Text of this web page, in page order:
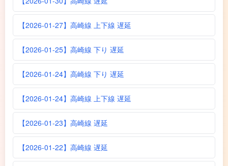
【2026-01-27】高崎線 上下線 遅延
【2026-01-25】高崎線 下り 遅延
【2026-01-24】高崎線 下り 遅延
【2026-01-24】高崎線 上下線 遅延
【2026-01-23】高崎線 遅延
【2026-01-22】高崎線 遅延